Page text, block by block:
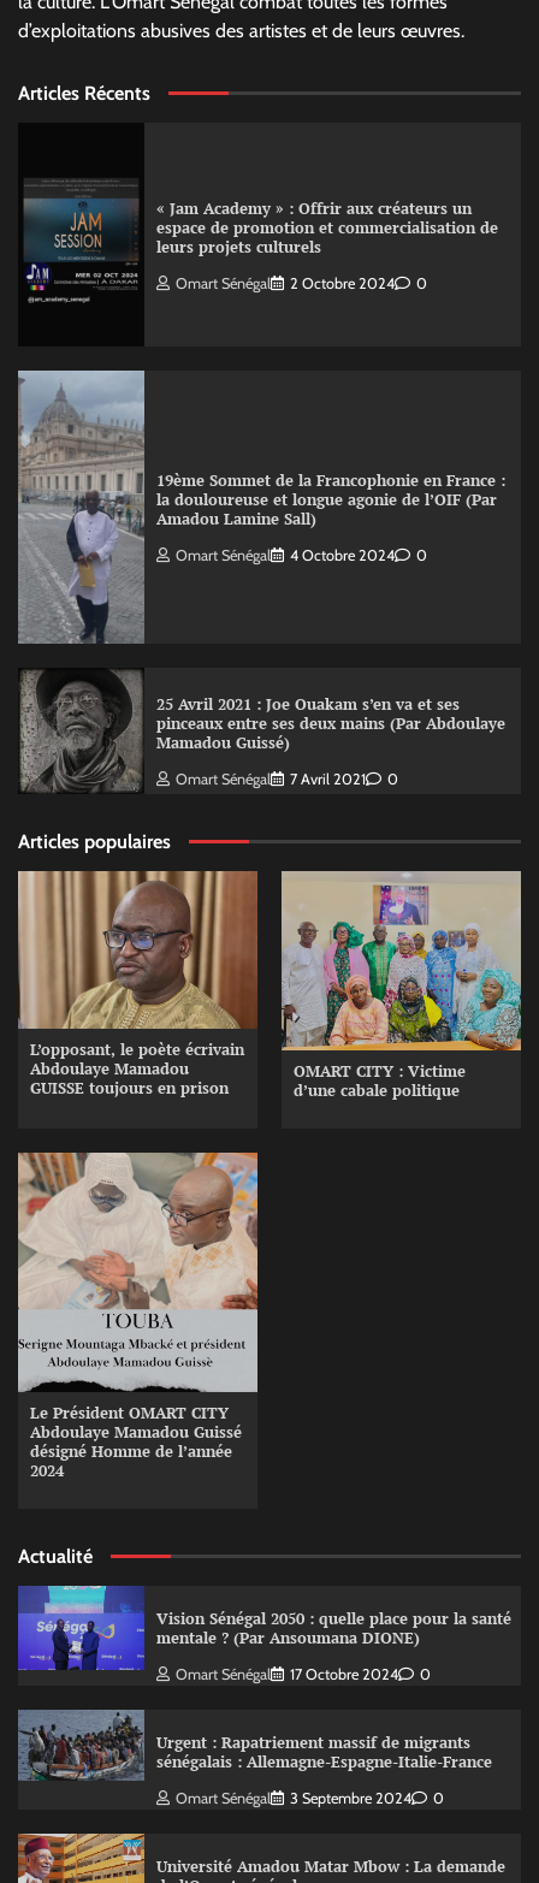
d’exploitations abusives des artistes et de leurs œuvres.
Articles Récents
« Jam Academy » : Offrir aux créateurs un
espace de promotion et commercialisation de
leurs projets culturels
Omart Sénégal 2 Octobre 2024 0
19ème Sommet de la Francophonie en France :
la douloureuse et longue agonie de l’OIF (Par
Amadou Lamine Sall)
Omart Sénégal 4 Octobre 2024 0
25 Avril 2021 : Joe Ouakam s’en va et ses
pinceaux entre ses deux mains (Par Abdoulaye
Mamadou Guissé)
Omart Sénégal 7 Avril 2021 0
Articles populaires
L’opposant, le poète écrivain
Abdoulaye Mamadou
GUISSE toujours en prison
OMART CITY : Victime
d’une cabale politique
Le Président OMART CITY
Abdoulaye Mamadou Guissé
désigné Homme de l’année
2024
Actualité
Vision Sénégal 2050 : quelle place pour la santé
mentale ? (Par Ansoumana DIONE)
Omart Sénégal 17 Octobre 2024 0
Urgent : Rapatriement massif de migrants
sénégalais : Allemagne-Espagne-Italie-France
Omart Sénégal 3 Septembre 2024 0
Université Amadou Matar Mbow : La demande